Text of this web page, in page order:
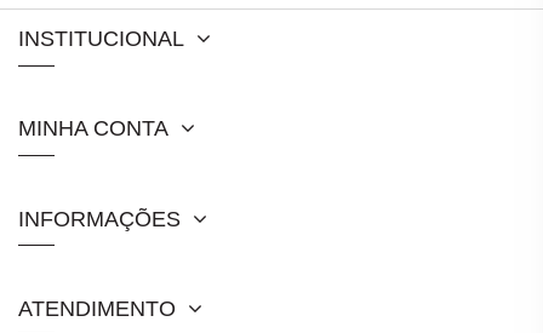
INSTITUCIONAL
MINHA CONTA
INFORMAÇÕES
ATENDIMENTO